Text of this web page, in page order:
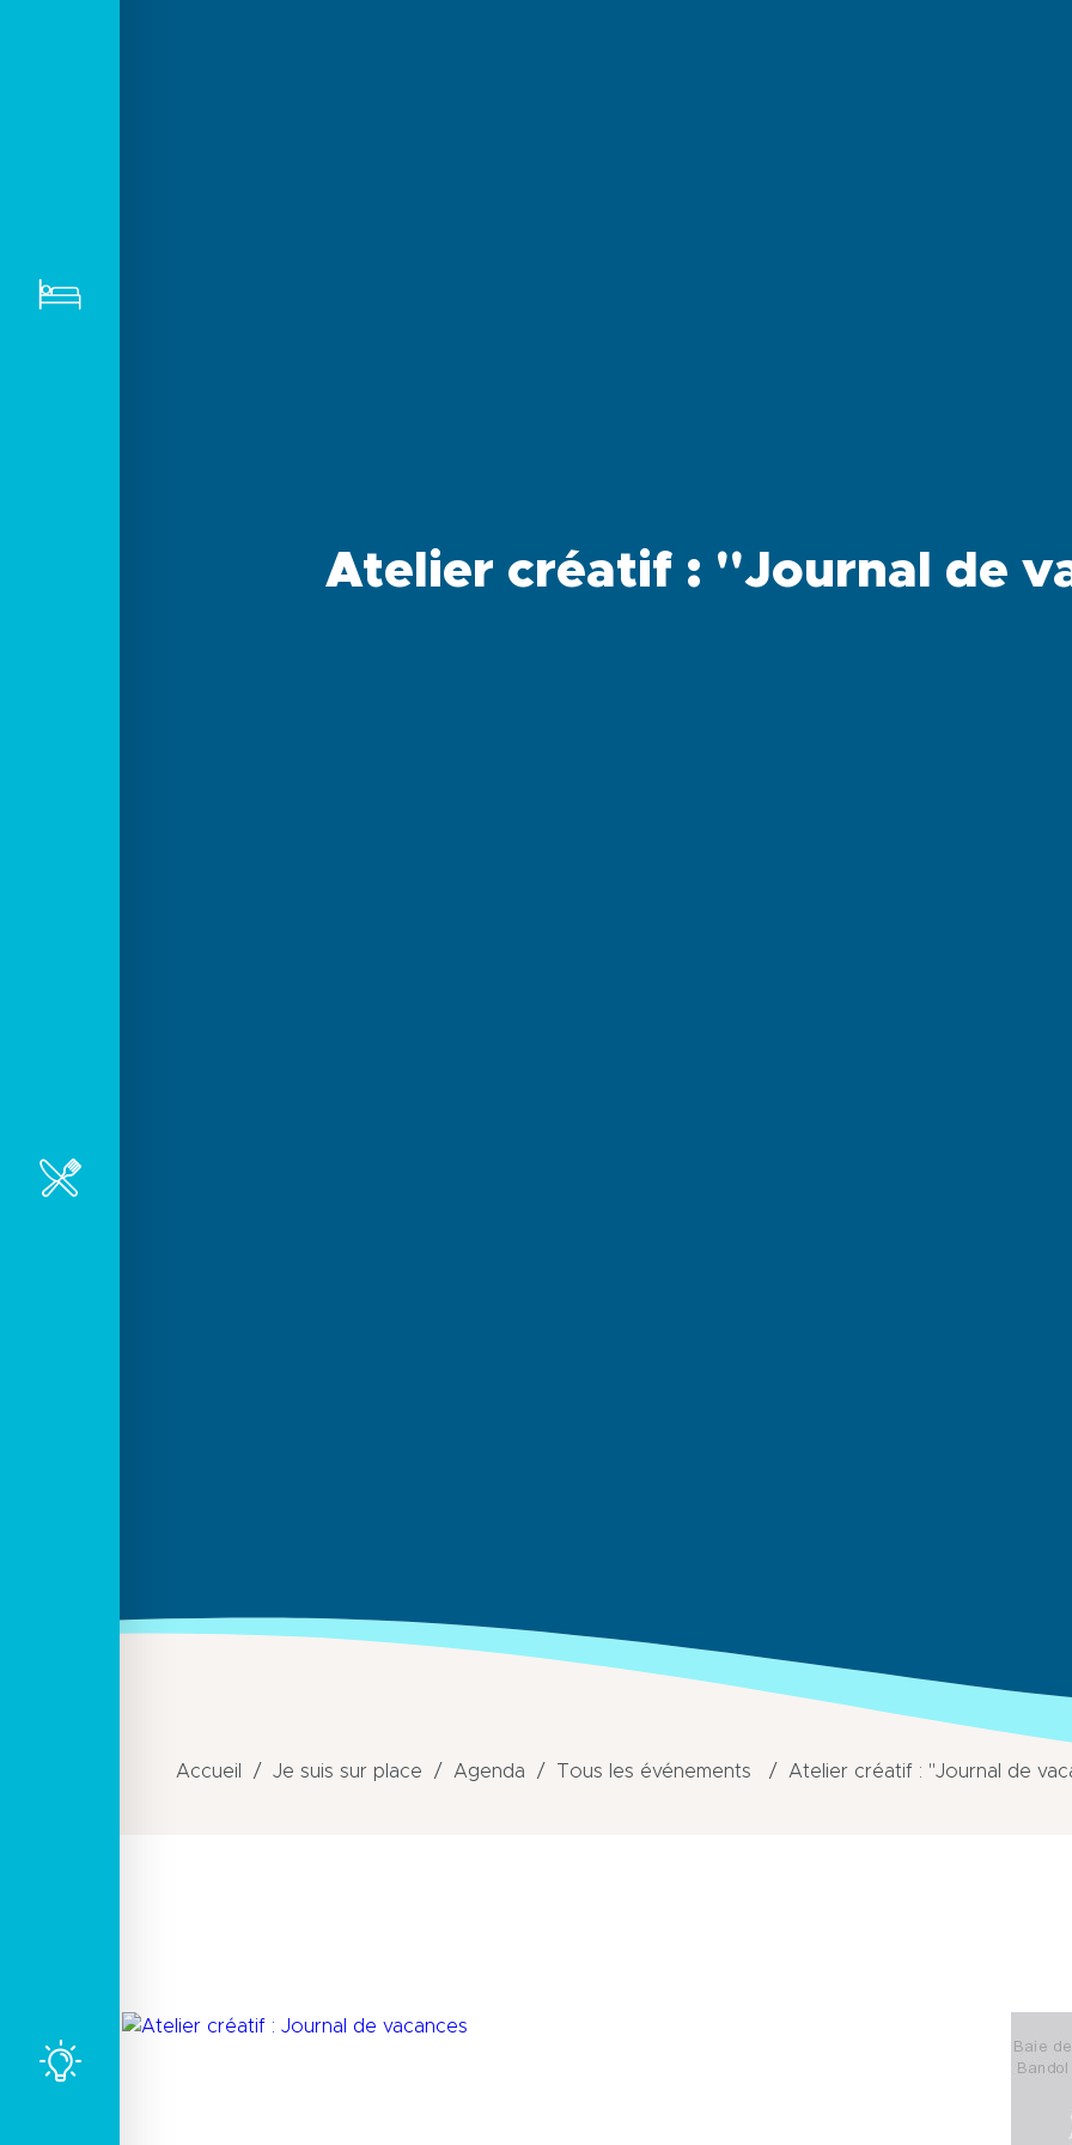
Atelier créatif : "Journal de
Accueil Je suis sur place Agenda Tous les événements Atelier créatif : "Journal de